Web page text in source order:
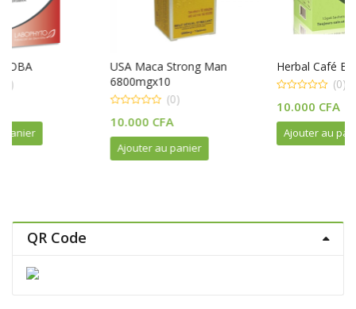
USA Maca Strong Man
out
of
10.000
Ajouter au panier
Herbal Café Bio Naturel
Ajouter au panier
QR Code